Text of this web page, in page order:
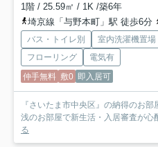
1階 / 25.59㎡ / 1K /築6年
埼京線「与野本町」駅 徒歩6分
バス・トイレ別 室内洗濯機置場
フローリング
電気有
仲手無料 敷0 即入居可
『さいたま市中央区』の納得のお
浅のお部屋で新生活・入居審査が心
る